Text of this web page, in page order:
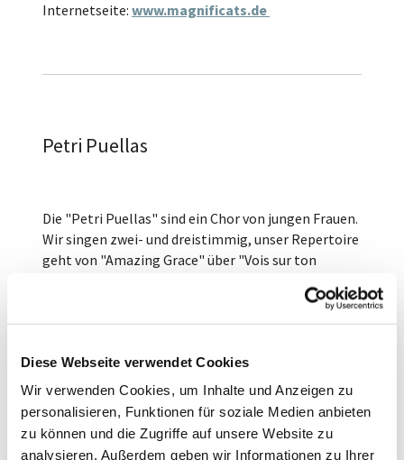
Diese Webseite verwendet Cookies
Wir verwenden Cookies, um Inhalte und Anzeigen zu
personalisieren, Funktionen für soziale Medien anbieten
zu können und die Zugriffe auf unsere Website zu
analysieren. Außerdem geben wir Informationen zu Ihrer
Internetseite: www.magnificats.de
Petri Puellas
Die "Petri Puellas" sind ein Chor von jungen Frauen.
Wir singen zwei- und dreistimmig, unser Repertoire
geht von "Amazing Grace" über "Vois sur ton
von Bettina Casdorff.
Wir sind auch auf instagram zu finden:
@petripuellas
Die Proben finden mittwochs von 18.30 Uhr bis